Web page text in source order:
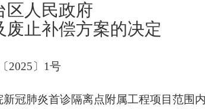
区人民政府
废止补偿方案的决定
2025〕1号
冠肺炎首诊隔离点附属工程项目范围